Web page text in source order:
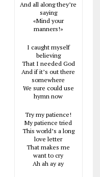
And all along they’re
saying
«Mind your
manners!»
I caught myself
believing
That I needed God
And if it’s out there
somewhere
We sure could use
hymn now
Try my patience!
My patience tried
This world’s a long
love letter
That makes me
want to cry
Ah ah ay ay